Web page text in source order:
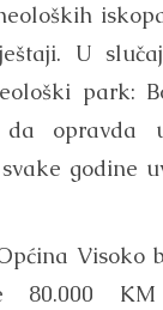
U
park:
opravda
godine
Visoko
80.000